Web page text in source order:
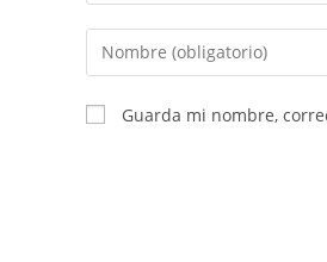
Introduce
tu
nombre
o
Guarda mi nombre,